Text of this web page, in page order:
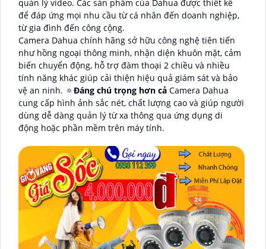
quản lý video. Các sản phẩm của Dahua được thiết kế
để đáp ứng mọi nhu cầu từ cá nhân đến doanh nghiệp,
từ gia đình đến công cộng.
Camera Dahua chính hãng sở hữu công nghệ tiên tiến
như hồng ngoại thông minh, nhận diện khuôn mặt, cảm
biến chuyển động, hỗ trợ đàm thoại 2 chiều và nhiều
tính năng khác giúp cải thiện hiệu quả giám sát và bảo
vệ an ninh. 🔅Đáng chú trọng hơn cả Camera Dahua
cung cấp hình ảnh sắc nét, chất lượng cao và giúp người
dùng dễ dàng quản lý từ xa thông qua ứng dụng di
động hoặc phần mềm trên máy tính.